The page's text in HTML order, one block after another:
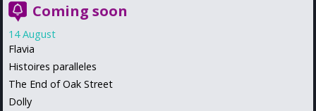
Coming soon
14 August
Flavia
Histoires paralleles
The End of Oak Street
Dolly